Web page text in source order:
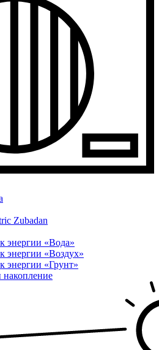
Zubadan
энергии «Вода»
энергии «Воздух»
энергии «Грунт»
накопление